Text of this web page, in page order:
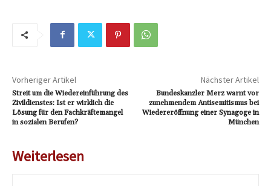
Vorheriger Artikel
Streit um die Wiedereinführung des
Zivildienstes: Ist er wirklich die
Lösung für den Fachkräftemangel
in sozialen Berufen?
Nächster Artikel
Bundeskanzler Merz warnt vor
zunehmendem Antisemitismus bei
Wiedereröffnung einer Synagoge in
München
Weiterlesen